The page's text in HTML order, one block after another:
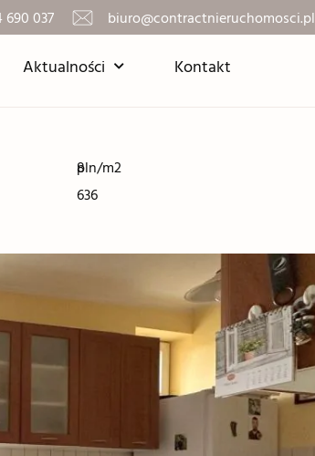
690 037 biuro@contractnieruchomosci.pl
Aktualności Kontakt
8
636
pln/m2